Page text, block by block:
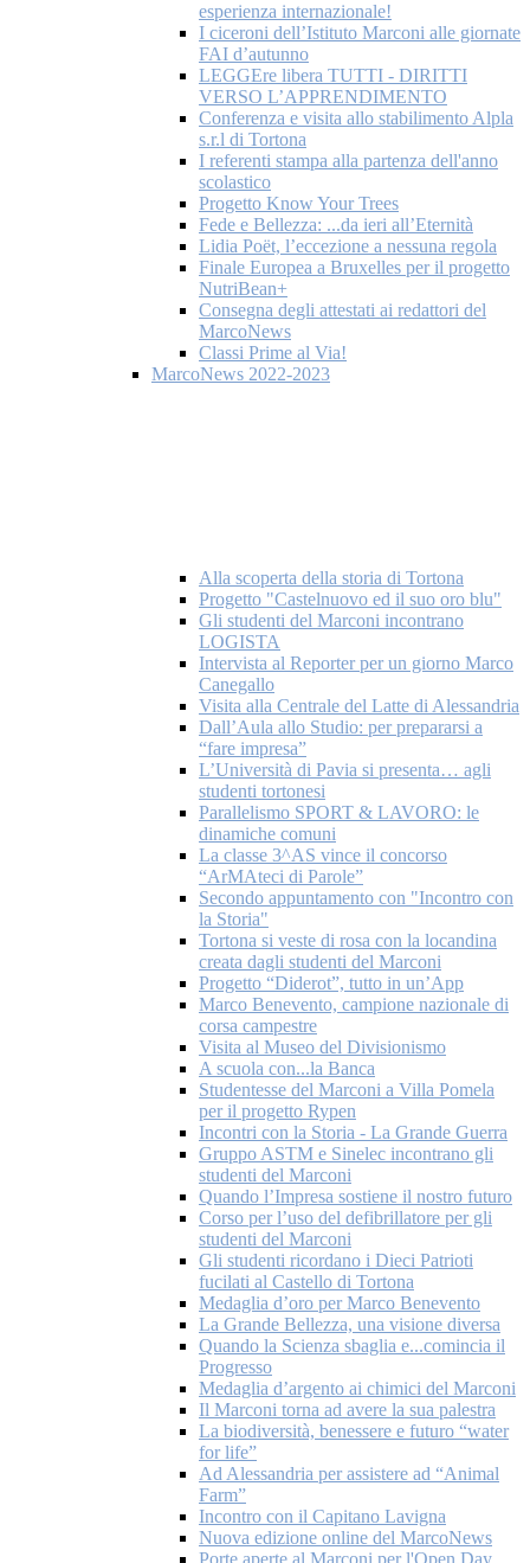
esperienza internazionale!
I ciceroni dell’Istituto Marconi alle giornate
FAI d’autunno
LEGGEre libera TUTTI - DIRITTI
VERSO L’APPRENDIMENTO
Conferenza e visita allo stabilimento Alpla
s.r.l di Tortona
I referenti stampa alla partenza dell'anno
scolastico
Progetto Know Your Trees
Fede e Bellezza: ...da ieri all’Eternità
Lidia Poët, l’eccezione a nessuna regola
Finale Europea a Bruxelles per il progetto
NutriBean+
Consegna degli attestati ai redattori del
MarcoNews
Classi Prime al Via!
MarcoNews 2022-2023
Alla scoperta della storia di Tortona
Progetto "Castelnuovo ed il suo oro blu"
Gli studenti del Marconi incontrano
LOGISTA
Intervista al Reporter per un giorno Marco
Canegallo
Visita alla Centrale del Latte di Alessandria
Dall’Aula allo Studio: per prepararsi a
“fare impresa”
L’Università di Pavia si presenta… agli
studenti tortonesi
Parallelismo SPORT & LAVORO: le
dinamiche comuni
La classe 3^AS vince il concorso
“ArMAteci di Parole”
Secondo appuntamento con "Incontro con
la Storia"
Tortona si veste di rosa con la locandina
creata dagli studenti del Marconi
Progetto “Diderot”, tutto in un’App
Marco Benevento, campione nazionale di
corsa campestre
Visita al Museo del Divisionismo
A scuola con...la Banca
Studentesse del Marconi a Villa Pomela
per il progetto Rypen
Incontri con la Storia - La Grande Guerra
Gruppo ASTM e Sinelec incontrano gli
studenti del Marconi
Quando l’Impresa sostiene il nostro futuro
Corso per l’uso del defibrillatore per gli
studenti del Marconi
Gli studenti ricordano i Dieci Patrioti
fucilati al Castello di Tortona
Medaglia d’oro per Marco Benevento
La Grande Bellezza, una visione diversa
Quando la Scienza sbaglia e...comincia il
Progresso
Medaglia d’argento ai chimici del Marconi
Il Marconi torna ad avere la sua palestra
La biodiversità, benessere e futuro “water
for life”
Ad Alessandria per assistere ad “Animal
Farm”
Incontro con il Capitano Lavigna
Nuova edizione online del MarcoNews